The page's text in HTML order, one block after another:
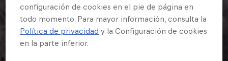
configuración de cookies en el pie de página en
todo momento. Para mayor información, consulta la
Política de privacidad y la Configuración de cookies
en la parte inferior.